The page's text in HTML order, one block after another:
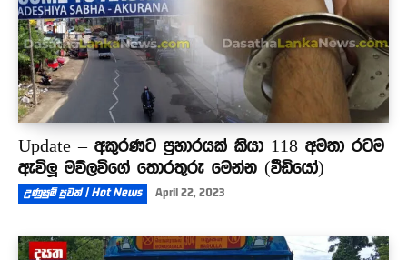
Update – අකුරණට ප්‍රහාරයක් කියා 118 අමතා රටම
ඇවිලූ මව්ලවිගේ තොරතුරු මෙන්න (වීඩියෝ)
උණුසුම් පුවත් | Hot News April 22, 2023